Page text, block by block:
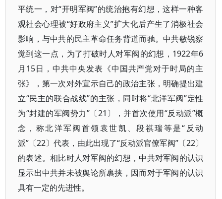
平统一，对“开明军阀”的统治抱有幻想，这样一种客
观社会心理被“好政府主义”扩大化后产生了消极社会
影响，与中共的民主革命任务背道而驰。中共敏锐察
觉到这一点，为了打破时人对军阀的幻想，1922年6
月15日，中共中央发表《中国共产党对于时局的主
张》，第一次对外宣示自己的政治主张，明确提出建
立“民主的联合战线”的主张，同时将“北洋军阀”定性
为“封建的军阀势力”〔21〕，并首次使用“反动派”概
念，称北洋军阀首领袁世凯、段祺瑞等是“反动
派”〔22〕代表，由此出现了“反动派官僚军阀”〔22〕
的表述。相比时人对军阀的幻想，中共对军阀的认识
显示出中共并未被舆论所裹挟，因而对于军阀的认识
具有一定的先进性。